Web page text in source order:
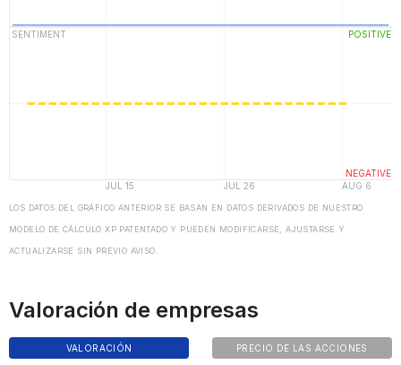
LOS DATOS DEL GRÁFICO ANTERIOR SE BASAN EN DATOS DERIVADOS DE NUESTRO
MODELO DE CÁLCULO XP PATENTADO Y PUEDEN MODIFICARSE, AJUSTARSE Y
ACTUALIZARSE SIN PREVIO AVISO.
Valoración de empresas
VALORACIÓN PRECIO DE LAS ACCIONES